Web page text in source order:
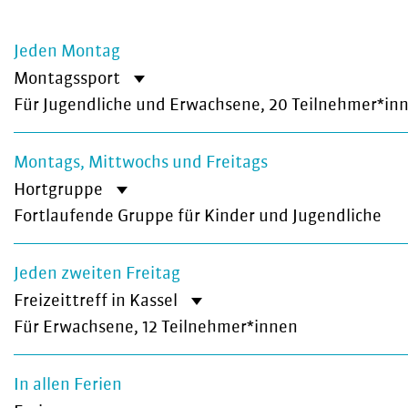
Jeden Montag
Montagssport
Für Jugendliche und Erwachsene, 20
Montags, Mittwochs und Freitags
Hortgruppe
Fortlaufende Gruppe für Kinder und Jugendliche
Jeden zweiten Freitag
Freizeittreff in Kassel
Für Erwachsene, 12 Teilnehmer*innen
In allen Ferien